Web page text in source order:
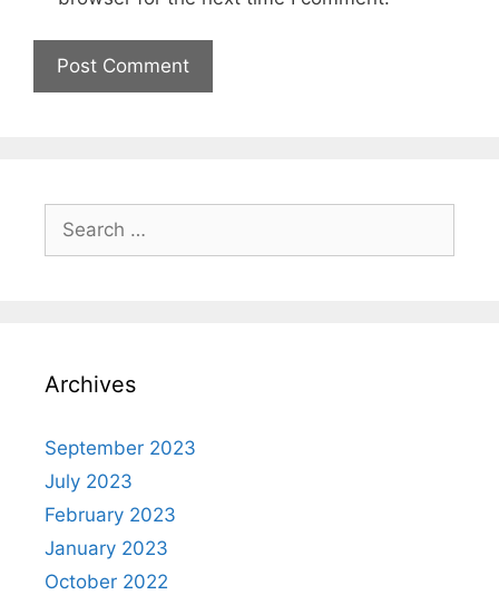
Archives
September 2023
July 2023
February 2023
January 2023
October 2022